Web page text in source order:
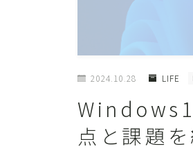
2024.10.28 LIFE
点と課題